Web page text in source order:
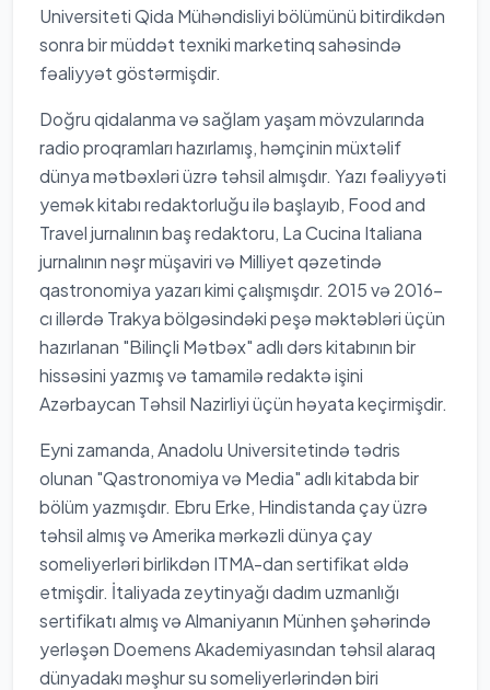
Universiteti Qida Mühəndisliyi bölümünü bitirdikdən
sonra bir müddət texniki marketinq sahəsində
fəaliyyət göstərmişdir.
Doğru qidalanma və sağlam yaşam mövzularında
radio proqramları hazırlamış, həmçinin müxtəlif
dünya mətbəxləri üzrə təhsil almışdır. Yazı fəaliyyəti
yemək kitabı redaktorluğu ilə başlayıb, Food and
Travel jurnalının baş redaktoru, La Cucina Italiana
jurnalının nəşr müşaviri və Milliyet qəzetində
qastronomiya yazarı kimi çalışmışdır. 2015 və 2016-
cı illərdə Trakya bölgəsindəki peşə məktəbləri üçün
hazırlanan "Bilinçli Mətbəx" adlı dərs kitabının bir
hissəsini yazmış və tamamilə redaktə işini
Azərbaycan Təhsil Nazirliyi üçün həyata keçirmişdir.
Eyni zamanda, Anadolu Universitetində tədris
olunan "Qastronomiya və Media" adlı kitabda bir
bölüm yazmışdır. Ebru Erke, Hindistanda çay üzrə
təhsil almış və Amerika mərkəzli dünya çay
someliyerləri birlikdən ITMA-dan sertifikat əldə
etmişdir. İtaliyada zeytinyağı dadım uzmanlığı
sertifikatı almış və Almaniyanın Münhen şəhərində
yerləşən Doemens Akademiyasından təhsil alaraq
dünyadakı məşhur su someliyerlərindən biri